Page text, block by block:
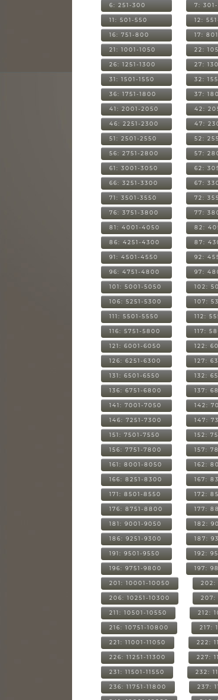
6: 251-300 7:
11: 501-550 12:
16: 751-800 17:
21: 1001-1050 22:
26: 1251-1300 27:
31: 1501-1550 32:
36: 1751-1800 37:
41: 2001-2050 42:
46: 2251-2300 47:
51: 2501-2550 52:
56: 2751-2800 57:
61: 3001-3050 62:
66: 3251-3300 67:
71: 3501-3550 72:
76: 3751-3800 77:
81: 4001-4050 82:
86: 4251-4300 87:
91: 4501-4550 92:
96: 4751-4800 97:
101: 5001-5050 102:
106: 5251-5300 107:
111: 5501-5550 112:
116: 5751-5800 117:
121: 6001-6050 122:
126: 6251-6300 127:
131: 6501-6550 132:
136: 6751-6800 137:
141: 7001-7050 142:
146: 7251-7300 147:
151: 7501-7550 152:
156: 7751-7800 157:
161: 8001-8050 162:
166: 8251-8300 167:
171: 8501-8550 172:
176: 8751-8800 177:
181: 9001-9050 182:
186: 9251-9300 187:
191: 9501-9550 192:
196: 9751-9800 197:
201: 10001-10050 202:
206: 10251-10300 207:
211: 10501-10550 212:
216: 10751-10800 217:
221: 11001-11050 222:
226: 11251-11300 227:
231: 11501-11550 232:
236: 11751-11800 237: